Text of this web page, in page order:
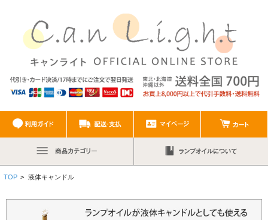
TOP > 液体キャンドル